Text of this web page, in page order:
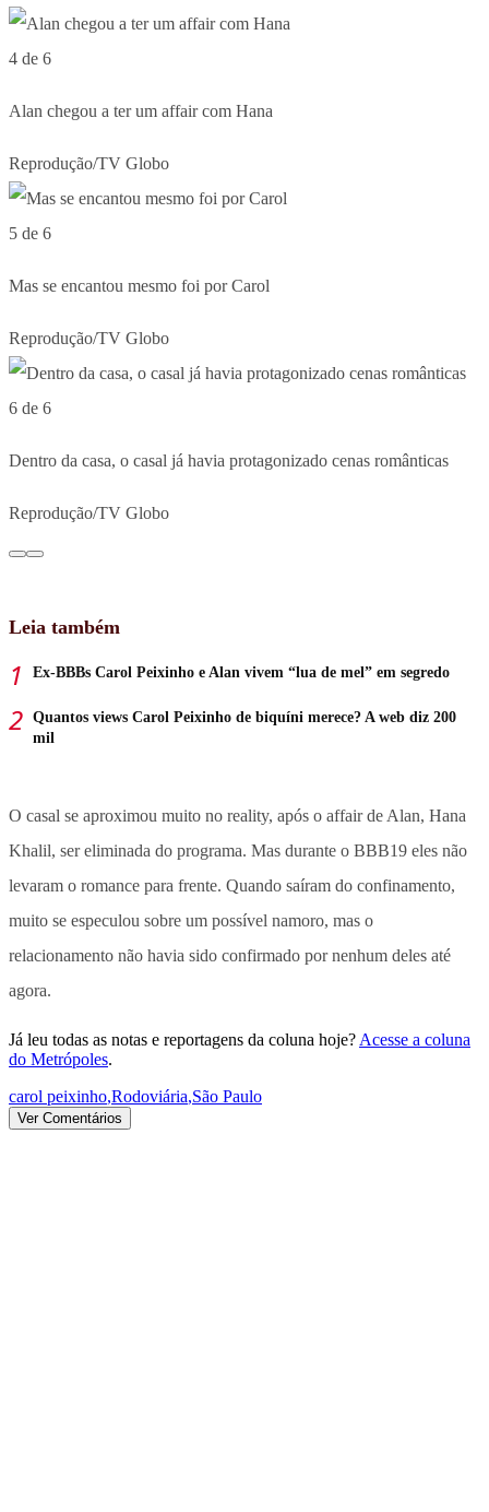
4 de 6
Alan chegou a ter um affair com Hana
Reprodução/TV Globo
5 de 6
Mas se encantou mesmo foi por Carol
Reprodução/TV Globo
6 de 6
Dentro da casa, o casal já havia protagonizado cenas românticas
Reprodução/TV Globo
Leia também
Ex-BBBs Carol Peixinho e Alan vivem “lua de mel” em segredo
Quantos views Carol Peixinho de biquíni merece? A web diz 200
mil
O casal se aproximou muito no reality, após o affair de Alan, Hana
Khalil, ser eliminada do programa. Mas durante o BBB19 eles não
levaram o romance para frente. Quando saíram do confinamento,
muito se especulou sobre um possível namoro, mas o
relacionamento não havia sido confirmado por nenhum deles até
agora.
Já leu todas as notas e reportagens da coluna hoje? Acesse a coluna
do Metrópoles.
carol peixinho,Rodoviária,São Paulo
Ver Comentários